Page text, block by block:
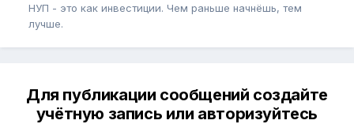
НУП - это как инвестиции. Чем раньше начнёшь, тем
лучше.
Для публикации сообщений создайте
учётную запись или авторизуйтесь